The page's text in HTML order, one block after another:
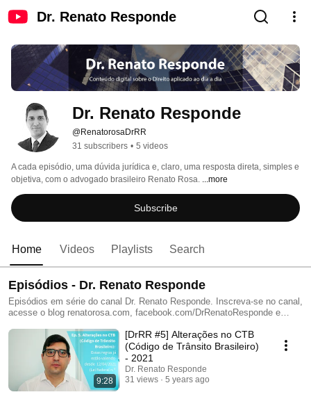
Dr. Renato Responde
Dr. Renato Responde
@RenatorosaDrRR
31 subscribers • 5 videos
A cada episódio, uma dúvida jurídica e, claro, uma resposta direta, simples e
objetiva, com o advogado brasileiro Renato Rosa. ...more
Subscribe
Home Videos Playlists Search
Episódios - Dr. Renato Responde
Episódios em série do canal Dr. Renato Responde. Inscreva-se no canal,
acesse o blog renatorosa.com, facebook.com/DrRenatoResponde e
Rosa Rua Cláudio Soares, 72 11º andar - conj. 1114 Pinheiros - São
Paulo, SP 05422-030 Brasil
9:28
[DrRR #5] Alterações no CTB
(Código de Trânsito Brasileiro)
- 2021
Dr. Renato Responde
31 views
5 years ago